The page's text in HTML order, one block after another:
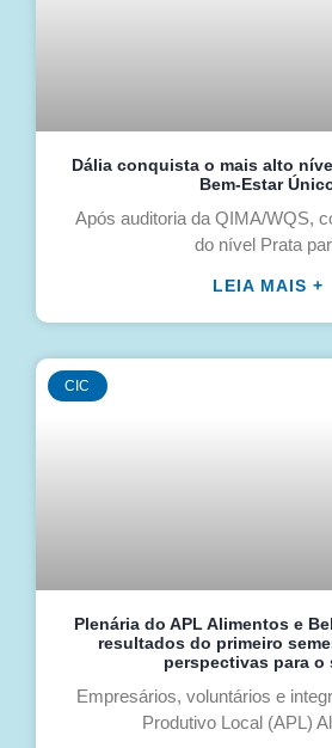
Dália conquista o mais alto
Bem-Estar
Após auditoria da QIMA/WQS,
do nível Prata
LEIA MAIS +
CIC
Plenária do APL Alimentos e
resultados do primeiro
perspectivas para o
Empresários, voluntários e
Produtivo Local (APL)